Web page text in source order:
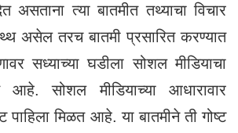
असताना त्या बातमीत तथ्याचा विचार
असेल तरच बातमी प्रसारित करण्यात
सध्याच्या घडीला सोशल मीडियाचा
सोशल मीडियाच्या आधारावार
पाहिला मिळत आहे. या बातमीने ती गोष्ट